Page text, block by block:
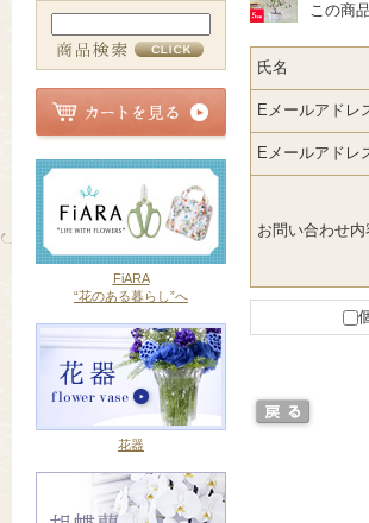
FiARA
“花のある暮らし”へ
花器
この商
氏名
Eメールアドレ
Eメールアドレ
お問い合わせ内